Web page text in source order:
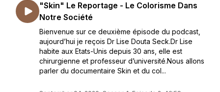
"Skin" Le Reportage - Le Colorisme Dans
Notre Société
Bienvenue sur ce deuxième épisode du podcast,
aujourd’hui je reçois Dr Lise Douta Seck.Dr Lise
habite aux Etats-Unis depuis 30 ans, elle est
chirurgienne et professeur d’université.Nous allons
parler du documentaire Skin et du col...